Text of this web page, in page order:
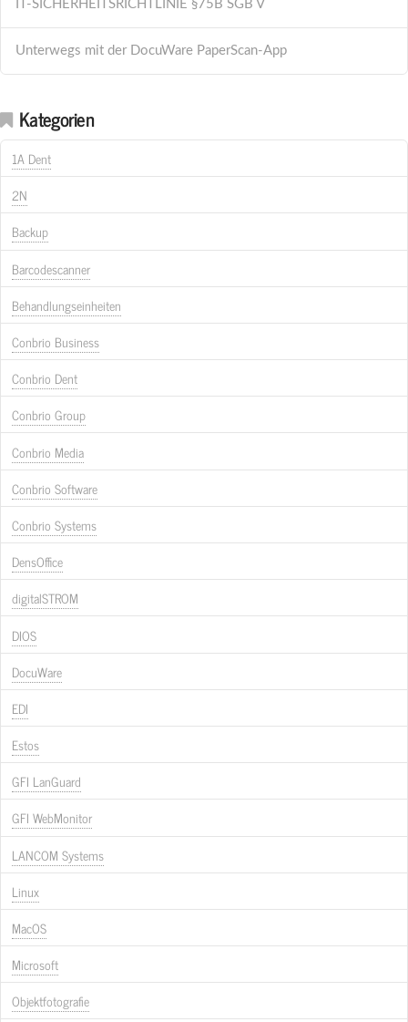
IT-SICHERHEITSRICHTLINIE §75B SGB V
Unterwegs mit der DocuWare PaperScan-App
Kategorien
1A Dent
2N
Backup
Barcodescanner
Behandlungseinheiten
Conbrio Business
Conbrio Dent
Conbrio Group
Conbrio Media
Conbrio Software
Conbrio Systems
DensOffice
digitalSTROM
DIOS
DocuWare
EDI
Estos
GFI LanGuard
GFI WebMonitor
LANCOM Systems
Linux
MacOS
Microsoft
Objektfotografie